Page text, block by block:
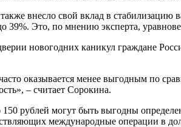
внесло свой вклад в
39%. Это, по мнению эксперта,
новогодних каникул граждане
оказывается менее выгодным по
– считает Сорокина.
рублей могут быть выгодны
международные операции в